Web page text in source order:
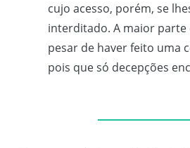
cujo acesso, porém, se
interditado. A maior parte
pesar de haver feito uma
pois que só decepções